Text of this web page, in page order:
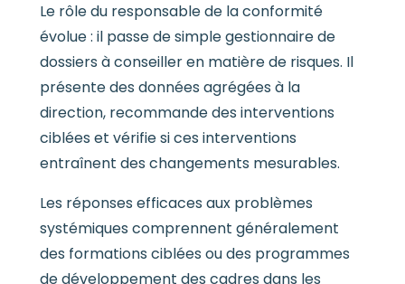
Le rôle du responsable de la conformité
évolue : il passe de simple gestionnaire de
dossiers à conseiller en matière de risques. Il
présente des données agrégées à la
direction, recommande des interventions
ciblées et vérifie si ces interventions
entraînent des changements mesurables.
Les réponses efficaces aux problèmes
systémiques comprennent généralement
des formations ciblées ou des programmes
de développement des cadres dans les